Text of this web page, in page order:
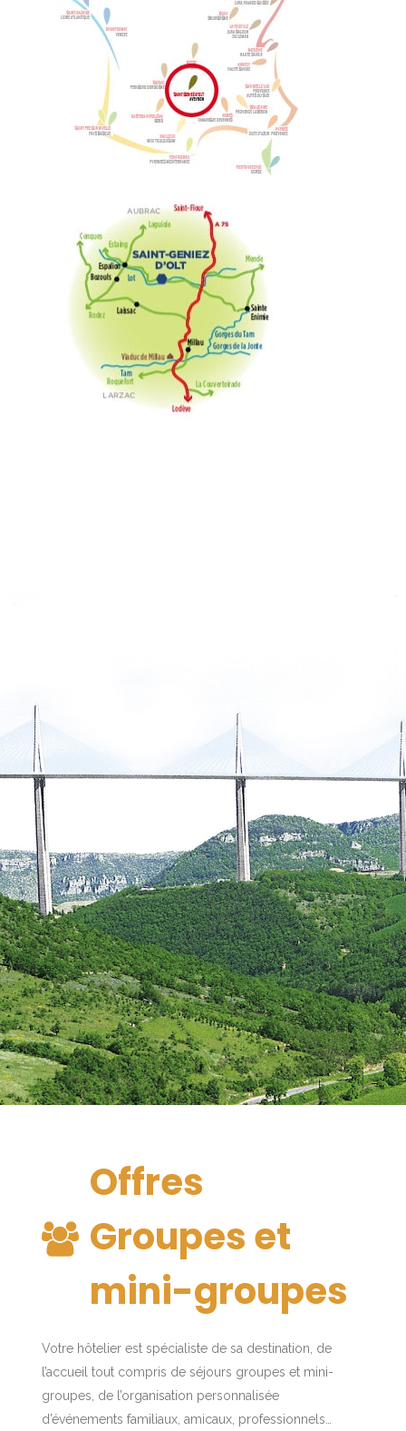
Offres
Groupes et
mini-groupes
Votre hôtelier est spécialiste de sa destination, de
l’accueil tout compris de séjours groupes et mini-
groupes, de l’organisation personnalisée
d’événements familiaux, amicaux, professionnels…